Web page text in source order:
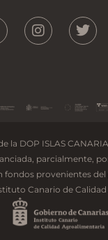
la DOP ISLAS
parcialmente,
fondos provenientes
Canario de